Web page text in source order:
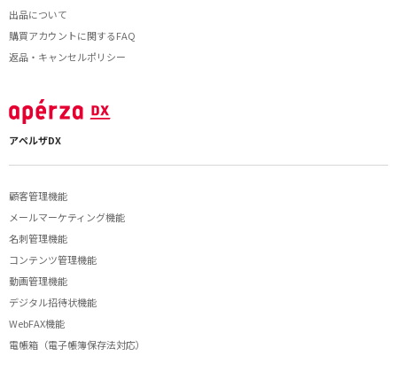
出品について
購買アカウントに関するFAQ
返品・キャンセルポリシー
アペルザDX
顧客管理機能
メールマーケティング機能
名刺管理機能
コンテンツ管理機能
動画管理機能
デジタル招待状機能
WebFAX機能
電帳箱（電子帳簿保存法対応）